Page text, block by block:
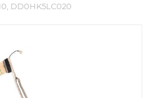
DD0HK5LC020